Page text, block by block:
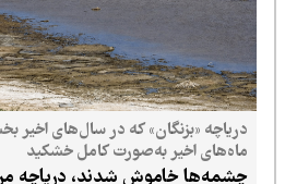
دریاچه «بزنگان» که در سال‌های اخیر بخش
ماه‌های اخیر به‌صورت کامل خشکید
چشمه‌ها خاموش شدند، دریاچه مرد